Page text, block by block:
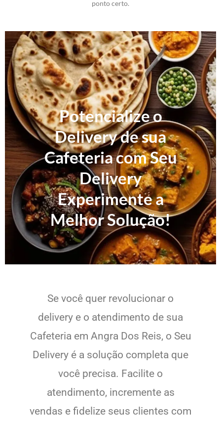
ponto certo.
Potencialize o
Delivery de sua
Cafeteria com Seu
Delivery
Experimente a
Melhor Solução!
Se você quer revolucionar o
delivery e o atendimento de sua
Cafeteria em Angra Dos Reis, o Seu
Delivery é a solução completa que
você precisa. Facilite o
atendimento, incremente as
vendas e fidelize seus clientes com